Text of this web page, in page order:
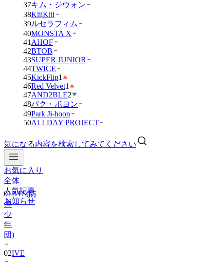
37キム・ジウォン
38KiiiKiii
39ルセラフィム
40MONSTA X
41 AHOF
42BTOB
43SUPER JUNIOR
44TWICE
45KickFlip1
46Red Velvet1
47AND2BLE2
48パク・ボヨン
49Park Ji-hoon
50ALLDAY PROJECT
気になる内容を検索してみてください
お気に入り
全体
人気記事
お知らせ
01BTS(防
弾
少
年
団)
02 IVE
03DAY6